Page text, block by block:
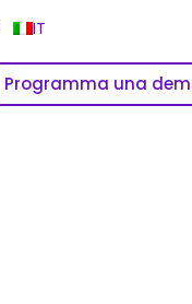
IT
Programma una